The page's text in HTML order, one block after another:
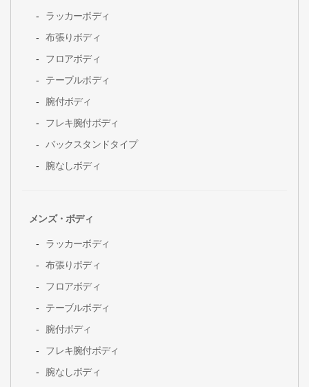
ラッカーボディ
布張りボディ
フロアボディ
テーブルボディ
腕付ボディ
フレキ腕付ボディ
バックスタンドタイプ
腕なしボディ
メンズ・ボディ
ラッカーボディ
布張りボディ
フロアボディ
テーブルボディ
腕付ボディ
フレキ腕付ボディ
腕なしボディ